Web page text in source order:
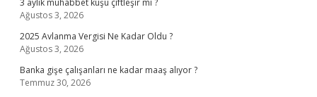
3 aylık muhabbet kuşu çiftleşir mi ?
Ağustos 3, 2026
2025 Avlanma Vergisi Ne Kadar Oldu ?
Ağustos 3, 2026
Banka gişe çalışanları ne kadar maaş alıyor ?
Temmuz 30, 2026